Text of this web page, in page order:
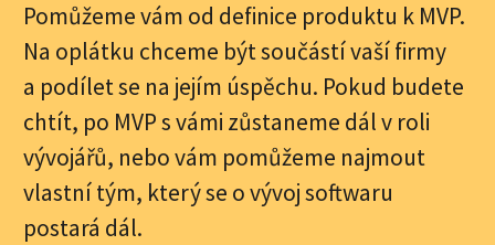
Pomůžeme vám od definice produktu k MVP.
Na oplátku chceme být součástí vaší firmy
a podílet se na jejím úspěchu. Pokud budete
chtít, po MVP s vámi zůstaneme dál v roli
vývojářů, nebo vám pomůžeme najmout
vlastní tým, který se o vývoj softwaru
postará dál.